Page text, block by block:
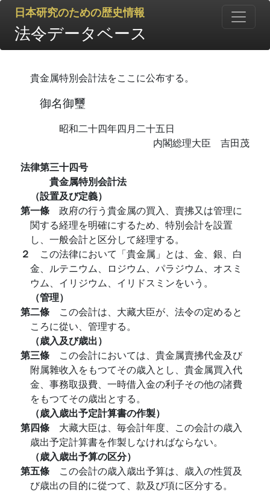
日本研究のための歴史情報
法令データベース
貴金属特別会計法をここに公布する。
御名御璽
昭和二十四年四月二十五日
内閣総理大臣 吉田茂
法律第三十四号
貴金属特別会計法
（設置及び定義）
第一條 政府の行う貴金属の買入、賣拂又は管理に
関する経理を明確にするため、特別会計を設置
し、一般会計と区分して経理する。
２ この法律において「貴金属」とは、金、銀、白
金、ルテニウム、ロジウム、パラジウム、オスミ
ウム、イリジウム、イリドスミンをいう。
（管理）
第二條 この会計は、大藏大臣が、法令の定めると
ころに從い、管理する。
（歳入及び歳出）
第三條 この会計においては、貴金属賣拂代金及び
附属雜收入をもつてその歳入とし、貴金属買入代
金、事務取扱費、一時借入金の利子その他の諸費
をもつてその歳出とする。
（歳入歳出予定計算書の作製）
第四條 大藏大臣は、毎会計年度、この会計の歳入
歳出予定計算書を作製しなければならない。
（歳入歳出予算の区分）
第五條 この会計の歳入歳出予算は、歳入の性質及
び歳出の目的に從つて、款及び項に区分する。